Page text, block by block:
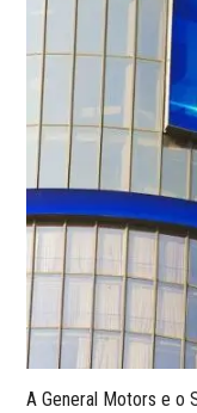
A General Motors e o